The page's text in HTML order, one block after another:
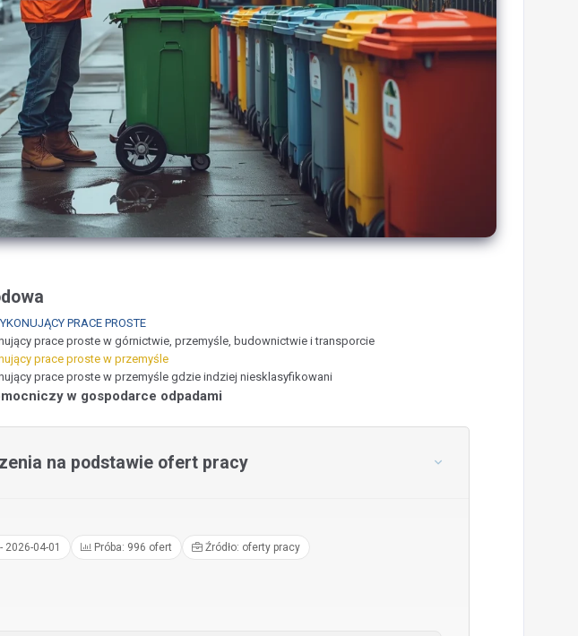
PRACE PROSTE
prace proste w górnictwie, przemyśle, budownictwie i transporcie
prace proste w przemyśle
prace proste w przemyśle gdzie indziej niesklasyfikowani
w gospodarce odpadami
na podstawie ofert pracy
2026-04-01 Próba: 996 ofert Źródło: oferty pracy